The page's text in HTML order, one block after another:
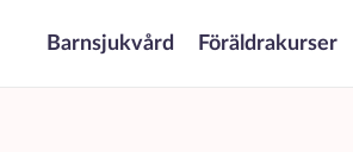
Barnsjukvård Föräldrakurser